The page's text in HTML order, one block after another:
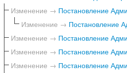
Изменение → Постановление
Изменение → Постановление
Изменение → Постановление
Изменение → Постановление
Изменение → Постановление